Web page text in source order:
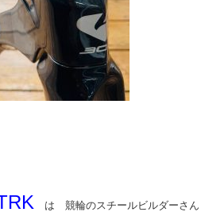
は 競輪のスチールビルダーさん